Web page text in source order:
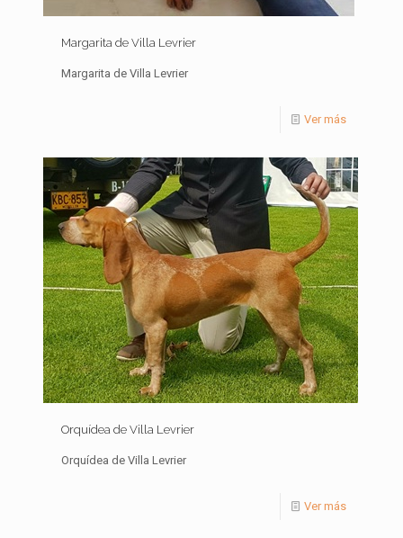
Margarita de Villa Levrier
Margarita de Villa Levrier
Ver más
Orquídea de Villa Levrier
Orquídea de Villa Levrier
Ver más